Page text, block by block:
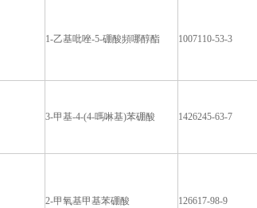
1-乙基吡唑-5-硼酸頻哪醇酯 1007110-53-3
3-甲基-4-(4-嗎啉基)苯硼酸 1426245-63-7
2-甲氧基甲基苯硼酸 126617-98-9